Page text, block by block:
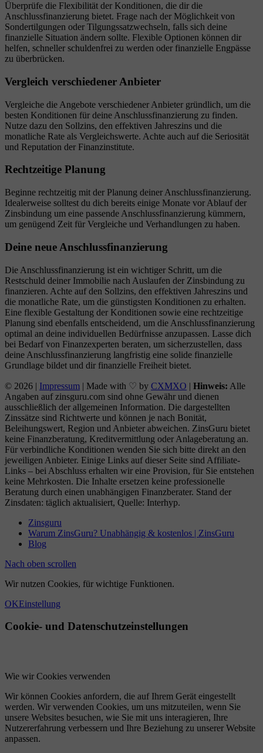
Überprüfe die Flexibilität der Konditionen, die dir die
Anschlussfinanzierung bietet. Frage nach der Möglichkeit von
Sondertilgungen oder Tilgungssatzwechseln, falls sich deine
finanzielle Situation ändern sollte. Flexible Optionen können dir
helfen, schneller schuldenfrei zu werden oder finanzielle Engpässe
zu überbrücken.
Vergleich verschiedener Anbieter
Vergleiche die Angebote verschiedener Anbieter gründlich, um die
besten Konditionen für deine Anschlussfinanzierung zu finden.
Nutze dazu den Sollzins, den effektiven Jahreszins und die
monatliche Rate als Vergleichswerte. Achte auch auf die Seriosität
und Reputation der Finanzinstitute.
Rechtzeitige Planung
Beginne rechtzeitig mit der Planung deiner Anschlussfinanzierung.
Idealerweise solltest du dich bereits einige Monate vor Ablauf der
Zinsbindung um eine passende Anschlussfinanzierung kümmern,
um genügend Zeit für Vergleiche und Verhandlungen zu haben.
Deine neue Anschlussfinanzierung
Die Anschlussfinanzierung ist ein wichtiger Schritt, um die
Restschuld deiner Immobilie nach Auslaufen der Zinsbindung zu
finanzieren. Achte auf den Sollzins, den effektiven Jahreszins und
die monatliche Rate, um die günstigsten Konditionen zu erhalten.
Eine flexible Gestaltung der Konditionen sowie eine rechtzeitige
Planung sind ebenfalls entscheidend, um die Anschlussfinanzierung
optimal an deine individuellen Bedürfnisse anzupassen. Lasse dich
bei Bedarf von Finanzexperten beraten, um sicherzustellen, dass
deine Anschlussfinanzierung langfristig eine solide finanzielle
Grundlage bildet und dir finanzielle Freiheit bietet.
© 2026 | Impressum | Made with ♡ by CXMXO | Hinweis: Alle
Angaben auf zinsguru.com sind ohne Gewähr und dienen
ausschließlich der allgemeinen Information. Die dargestellten
Zinssätze sind Richtwerte und können je nach Bonität,
Beleihungswert, Region und Anbieter abweichen. ZinsGuru bietet
keine Finanzberatung, Kreditvermittlung oder Anlageberatung an.
Für verbindliche Konditionen wenden Sie sich bitte direkt an den
jeweiligen Anbieter. Einige Links auf dieser Seite sind Affiliate-
Links – bei Abschluss erhalten wir eine Provision, für Sie entstehen
keine Mehrkosten. Die Inhalte ersetzen keine professionelle
Beratung durch einen unabhängigen Finanzberater. Stand der
Zinsdaten: täglich aktualisiert, Quelle: Interhyp.
Zinsguru
Warum ZinsGuru? Unabhängig & kostenlos | ZinsGuru
Blog
Nach oben scrollen
Wir nutzen Cookies, für wichtige Funktionen.
OKEinstellung
Cookie- und Datenschutzeinstellungen
Wie wir Cookies verwenden
Wir können Cookies anfordern, die auf Ihrem Gerät eingestellt
werden. Wir verwenden Cookies, um uns mitzuteilen, wenn Sie
unsere Websites besuchen, wie Sie mit uns interagieren, Ihre
Nutzererfahrung verbessern und Ihre Beziehung zu unserer Website
anpassen.